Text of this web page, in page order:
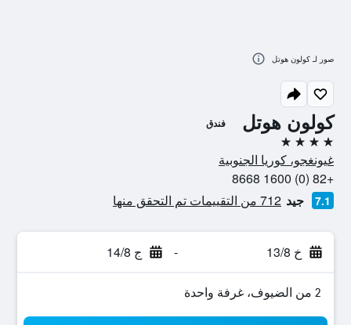
كولون هوتل فندق
4 نجوم
غيونغجو، كوريا الجنوبية
+82 (0) 1600 8668
7.1 جيد 712 من التقييمات تم التحقق منها
خ 13/8 - ج 14/8
2 من الضيوف، غرفة واحدة
صور لـ كولون هوتل